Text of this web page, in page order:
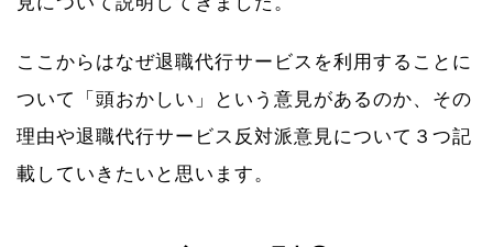
ここからはなぜ退職代行サービスを利用することに
ついて「頭おかしい」という意見があるのか、その
理由や退職代行サービス反対派意見について３つ記
載していきたいと思います。